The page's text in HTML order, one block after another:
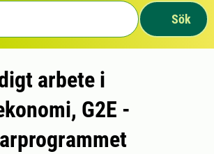
Sök
arbete i
G2E -